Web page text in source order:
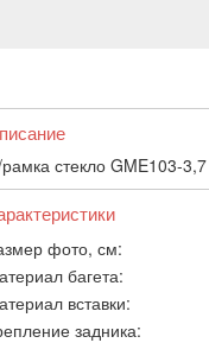
стекло GME103-
фото, см:
багета:
вставки:
задника: